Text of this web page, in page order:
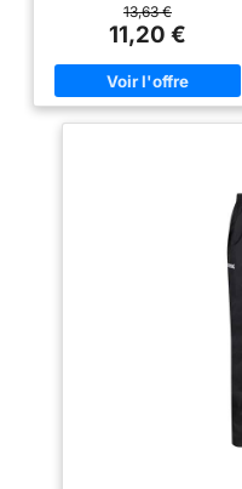
imperméable fiable contre la
pluie et le vent; léger, ce
surpantalon se glisse dans un
sac pour parer aux averses au
travail comme en déplacement
AJUSTEMENT PRATIQUE: La
ferment autour des chaussures
ou des bottes pour garder la
pluie dehors FINITION SANS
PFAS: La finition Texpel Splash
Eco déperle l'eau et ne contient
pas de PFAS; l'enduction PVC
est conforme aux exigences
REACH, pour une protection
Classe 3:1 X avec une colonne
13,63 €
11,20 €